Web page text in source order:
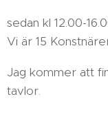
sedan kl 12.00-
Vi är 15
Jag kommer att
tavlor.